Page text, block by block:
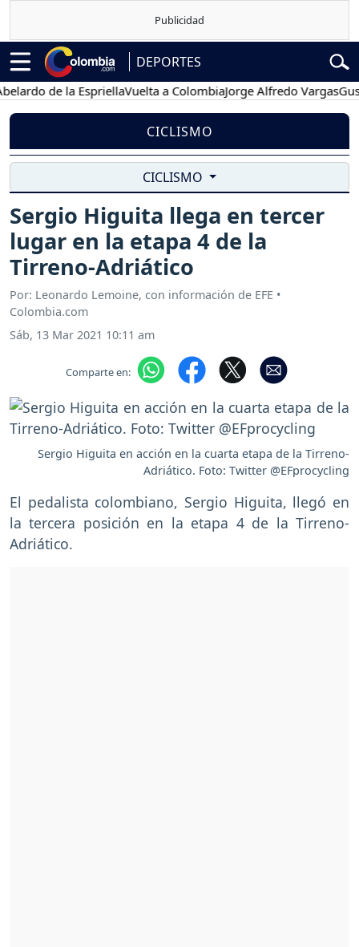
DEPORTES
de la EspriellaVuelta a ColombiaJorge Alfredo VargasGustavo
CICLISMO
CICLISMO
Sergio Higuita llega en tercer
lugar en la etapa 4 de la
Tirreno-Adriático
Por: Leonardo Lemoine, con información de EFE •
Colombia.com
Sáb, 13 Mar 2021 10:11 am
Comparte en:
Sergio Higuita en acción en la cuarta etapa de la Tirreno-
Adriático. Foto: Twitter @EFprocycling
El pedalista colombiano, Sergio Higuita, llegó en
la tercera posición en la etapa 4 de la Tirreno-
Adriático.